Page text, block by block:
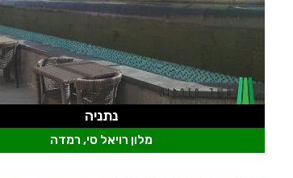
מלון רויאל סי, רמדה
נתניה